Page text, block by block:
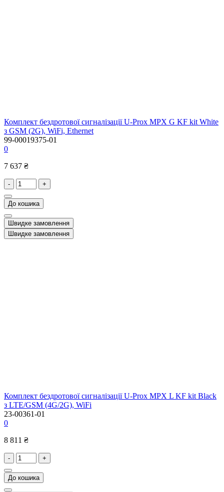
Комплект бездротової сигналізації U-Prox MPX G KF kit White
з GSM (2G), WiFi, Ethernet
99-00019375-01
0
7 637 ₴
- +
До кошика
Швидке замовлення
Швидке замовлення
Комплект бездротової сигналізації U-Prox MPX L KF kit Black
з LTE/GSM (4G/2G), WiFi
23-00361-01
0
8 811 ₴
- +
До кошика